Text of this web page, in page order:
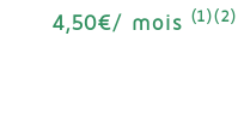
4,50€/ mois (1)(2)